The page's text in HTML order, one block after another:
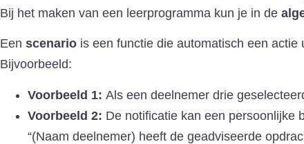
Bij het maken van een leerprogramma kun je in de
Een scenario is een functie die automatisch een
Bijvoorbeeld:
Voorbeeld 1: Als een deelnemer drie
Voorbeeld 2: De notificatie kan een persoonlijke
“(Naam deelnemer) heeft de geadviseerde